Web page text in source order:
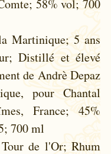
58% vol; 700
Martinique; 5 ans
Distillé et élevé
de Andrè Depaz
pour Chantal
France; 45%
700 ml
de l'Or; Rhum